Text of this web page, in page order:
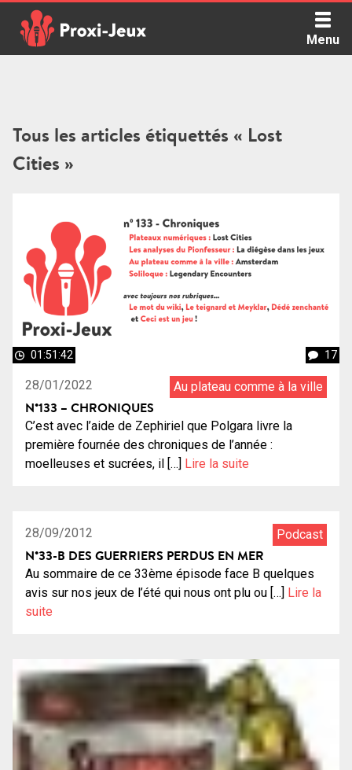
content
Menu
Tous les articles étiquettés « Lost
Cities »
01:51:42 17
28/01/2022 Au plateau comme à la ville
N°133 – CHRONIQUES
C’est avec l’aide de Zephiriel que Polgara livre la
première fournée des chroniques de l’année :
moelleuses et sucrées, il […] Lire la suite
28/09/2012 Podcast
N°33-B DES GUERRIERS PERDUS EN MER
Au sommaire de ce 33ème épisode face B quelques
avis sur nos jeux de l’été qui nous ont plu ou […] Lire la
suite